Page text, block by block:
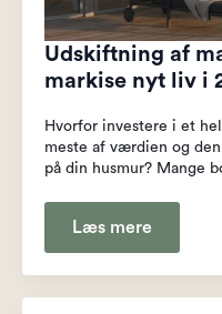
Udskiftning af
markise nyt liv i
Hvorfor investere i et
meste af værdien og
på din husmur? Mange
Læs mere